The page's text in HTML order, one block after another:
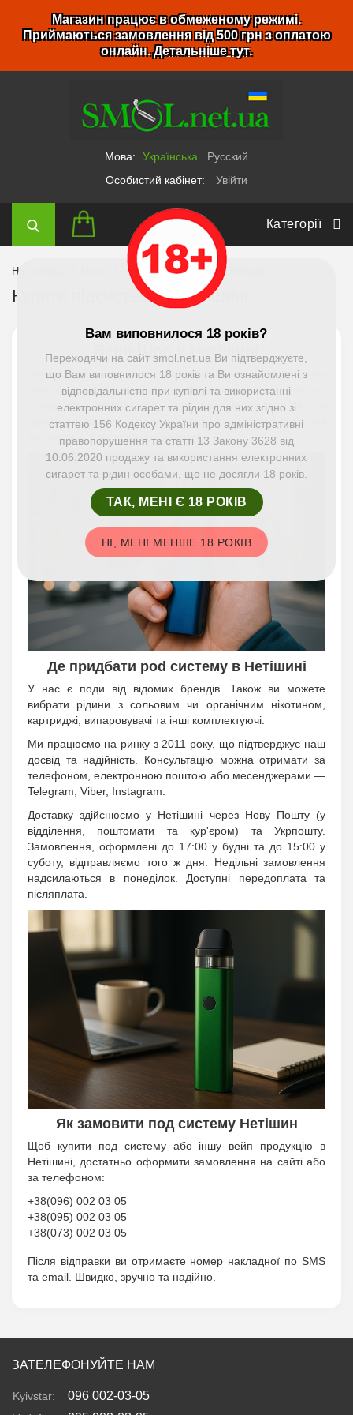
Магазин працює в обмеженому режимі.
Приймаються замовлення від 500 грн з оплатою
онлайн.Детальніше тут.
Мова: Українська
Русский
Особистий кабінет:
Увійти
Категорії
На головну Купити підсистему у Нетішині
Купити підсистему у Нетішині
Вейп Шоп у Нетішині
Подсистеми з'явилися як альтернатива громіздким
вейпам і відразу знайшли свою аудиторію. Ці пристрої
поєднують компактність, простоту використання та
відмінну передачу смаку. Сьогодні вони стали вибором
як новачків, і досвідчених вейперів.
Де придбати pod систему в Нетішині
У нас є поди від відомих брендів. Також ви можете
вибрати рідини з сольовим чи органічним нікотином,
картриджі, випаровувачі та інші комплектуючі.
Ми працюємо на ринку з 2011 року, що підтверджує наш
досвід та надійність. Консультацію можна отримати за
телефоном, електронною поштою або месенджерами —
Telegram, Viber, Instagram.
Доставку здійснюємо у Нетішині через Нову Пошту (у
відділення, поштомати та кур'єром) та Укрпошту.
Замовлення, оформлені до 17:00 у будні та до 15:00 у
суботу, відправляємо того ж дня. Недільні замовлення
надсилаються в понеділок. Доступні передоплата та
післяплата.
Як замовити под систему Нетішин
Щоб купити под систему або іншу вейп продукцію в
Нетішині, достатньо оформити замовлення на сайті або
за телефоном:
+38(096) 002 03 05
+38(095) 002 03 05
+38(073) 002 03 05
Після відправки ви отримаєте номер накладної по SMS
та email. Швидко, зручно та надійно.
ЗАТЕЛЕФОНУЙТЕ НАМ
Kyivstar: 096 002-03-05
Вам виповнилося 18 років?
Переходячи на сайт smol.net.ua Ви підтверджуєте,
що Вам виповнилося 18 років та Ви ознайомлені з
відповідальністю при купівлі та використанні
електронних сигарет та рідин для них згідно зі
статтею 156 Кодексу України про адміністративні
правопорушення та статті 13 Закону 3628 від
10.06.2020 продажу та використання електронних
сигарет та рідин особами, що не досягли 18 років.
ТАК, МЕНІ Є 18 РОКІВ
НІ, МЕНІ МЕНШЕ 18 РОКІВ